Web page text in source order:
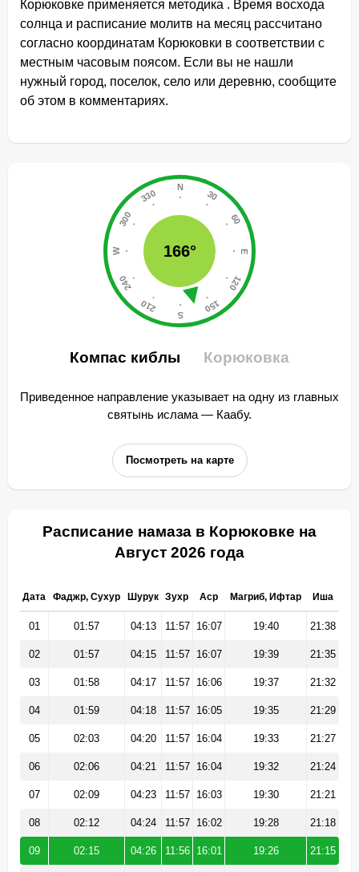
Корюковке применяется методика . Время восхода
солнца и расписание молитв на месяц рассчитано
согласно координатам Корюковки в соответствии с
местным часовым поясом. Если вы не нашли
нужный город, поселок, село или деревню, сообщите
об этом в комментариях.
166°
Компас киблы Корюковка
Приведенное направление указывает на одну из главных
святынь ислама — Каабу.
Посмотреть на карте
Расписание намаза в Корюковке на
Август 2026 года
Дата Фаджр, Сухур Шурук Зухр Аср Магриб, Ифтар Иша
01 01:57 04:13 11:57 16:07 19:40 21:38
02 01:57 04:15 11:57 16:07 19:39 21:35
03 01:58 04:17 11:57 16:06 19:37 21:32
04 01:59 04:18 11:57 16:05 19:35 21:29
05 02:03 04:20 11:57 16:04 19:33 21:27
06 02:06 04:21 11:57 16:04 19:32 21:24
07 02:09 04:23 11:57 16:03 19:30 21:21
08 02:12 04:24 11:57 16:02 19:28 21:18
09 02:15 04:26 11:56 16:01 19:26 21:15